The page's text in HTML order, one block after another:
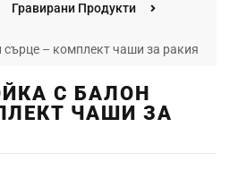
Гравирани Продукти
– комплект чаши за ракия
С БАЛОН
ЧАШИ ЗА